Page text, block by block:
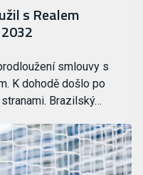
s Realem
smlouvy s
K dohodě došlo po
Brazilský…